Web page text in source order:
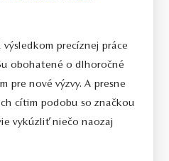
precíznej práce
obohatené o dlhoročné
pre nové výzvy. A presne
cítim podobu so značkou
vykúzliť niečo naozaj